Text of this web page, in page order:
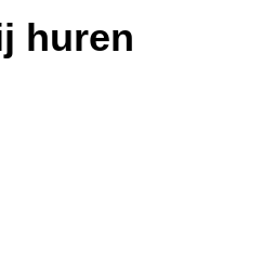
huren